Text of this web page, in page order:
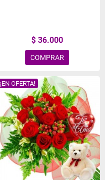
$ 36.000
COMPRAR
¡EN OFERTA!